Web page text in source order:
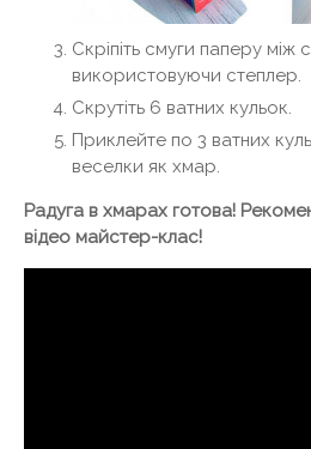
Скріпіть смуги паперу між
використовуючи степлер.
Скрутіть 6 ватних кульок.
Приклейте по 3 ватних
веселки як хмар.
Радуга в хмарах готова!
відео майстер-клас!